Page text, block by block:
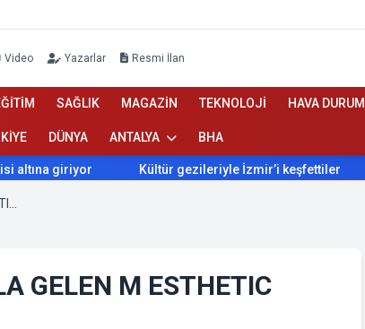
Video Yazarlar Resmi İlan
SAĞLIK MAGAZİN TEKNOLOJİ HAVA
DÜNYA ANTALYA BHA
giriyor Kültür gezileriyle İzmir’i keşfettiler
GELEN M ESTHETIC